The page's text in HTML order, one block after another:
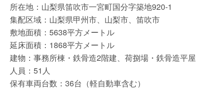
所在地：山梨県笛吹市一宮町国分字築地920-1
集配区域：山梨県甲州市、山梨市、笛吹市
敷地面積：5638平方メートル
延床面積：1868平方メートル
建物：事務所棟・鉄骨造2階建、荷捌場・鉄骨造平屋
人員：51人
保有車両台数：36台（軽自動車含む）